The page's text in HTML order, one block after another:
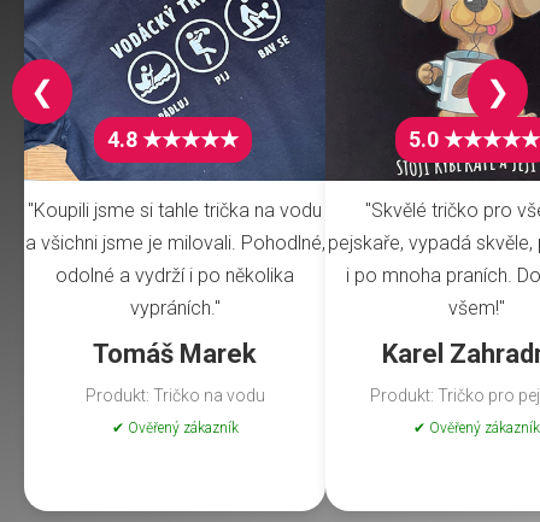
4.8 ★★★★★
"Koupili jsme si tahle trička na vodu
a všichni jsme je milovali. Pohodlné,
odolné a vydrží i po několika
vypráních."
Tomáš Marek
Produkt: Tričko na vodu
✔ Ověřený zákazník
5.0 ★★★★★
"Skvělé tričko pro
pejskaře, vypadá
i po mnoha praních.
všem!"
Karel
Produkt: Tričko pro
✔ Ověřený zákazník
❮ ❯